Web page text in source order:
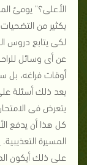
الأعلى؟" يومئ
بكثير من
لكى يتابع دروس
عن أى وسائل
أوقات فراغه، بل
بعد ذلك أسئلة
يتعرض فى
كل هذا أن يدفع
المسيرة
على ذلك أيكون